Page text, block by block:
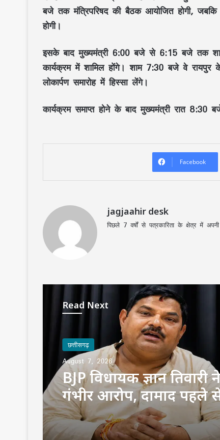
बजे तक मंत्रिपरिषद की बैठकआयोजित होगी, जबकि
होगी।
इसके बाद मुख्यमंत्री 6:00 बजे से 6:15 बजे तक
कार्यक्रम में शामिल होंगे। शाम 7:30 बजेवे रायपुर
लोकार्पण समारोहमें हिस्सा लेंगे।
कार्यक्रम समाप्त होने के बाद मुख्यमंत्री रात 8:30
Facebook
jagjaahir desk
पिछले 7 वर्षों से पत्रकारिता के क्षेत्र में
Read Next
छत्तीसगढ़
August 7, 2026
छत्तीसगढ़
August 7, 2026
UP में स्पेशल TET की
1.42 लाख टीचर्स की
संकट